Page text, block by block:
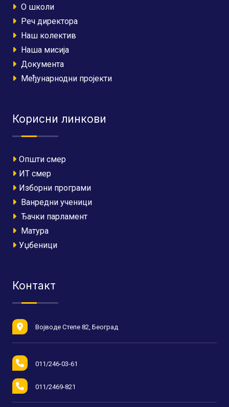
О школи
Реч директора
Наш колектив
Наша мисија
Документа
Међунарнодни пројекти
Корисни линкови
Општи смер
ИТ смер
Изборни програми
Ванредни ученици
Ђачки парламент
Матура
Уџбеници
Контакт
Војводе Степе 82, Београд
011/246-03-61
011/2469-821